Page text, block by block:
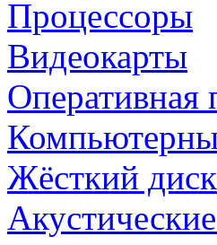
Процессоры
Видеокарты
Оперативная
Жёсткий диск